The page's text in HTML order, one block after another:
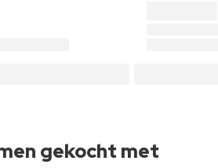
gekocht met